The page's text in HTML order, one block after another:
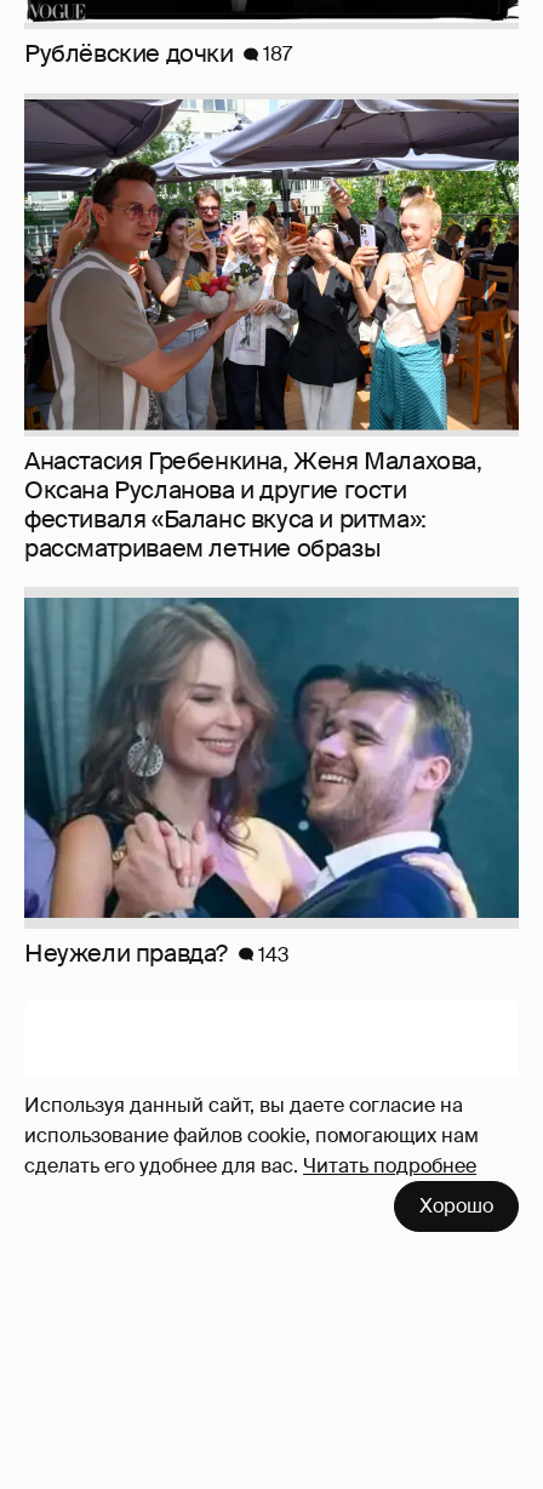
Используя данный сайт, вы даете согласие на
использование файлов cookie, помогающих нам
сделать его удобнее для вас. Читать подробнее
Хорошо
Рублёвские дочки 187
Анастасия Гребенкина, Женя Малахова,
Оксана Русланова и другие гости
фестиваля «Баланс вкуса и ритма»:
рассматриваем летние образы
Неужели правда? 143